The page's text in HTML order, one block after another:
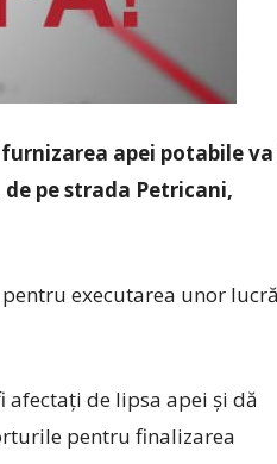
furnizarea apei potabile
pe strada Petricani,
pentru executarea unor
afectați de lipsa apei și dă
pentru finalizarea